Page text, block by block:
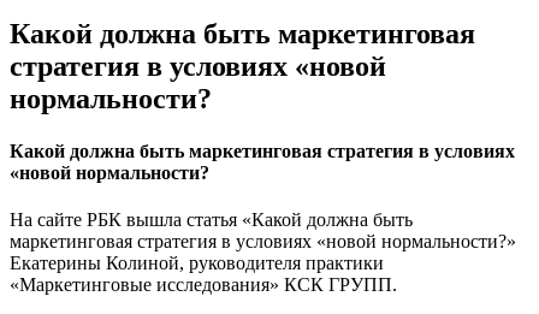
Какой должна быть маркетинговая
стратегия в условиях «новой
нормальности?
Какой должна быть маркетинговая стратегия в условиях
«новой нормальности?
На сайте РБК вышла статья «Какой должна быть
маркетинговая стратегия в условиях «новой нормальности?»
Екатерины Колиной, руководителя практики
«Маркетинговые исследования» КСК ГРУПП.